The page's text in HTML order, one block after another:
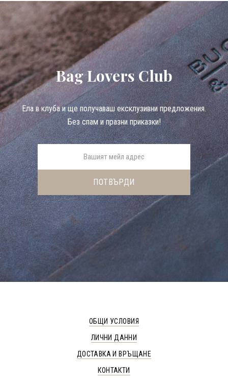
Bag Lovers Club
Eла в клуба и ще получаваш ексклузивни предложения.
Без спам и празни приказки!
ОБЩИ УСЛОВИЯ
ЛИЧНИ ДАННИ
ДОСТАВКА И ВРЪЩАНЕ
КОНТАКТИ